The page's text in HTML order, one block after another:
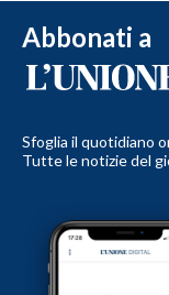
Abbonati a
Sfoglia il quotidiano
Tutte le notizie del